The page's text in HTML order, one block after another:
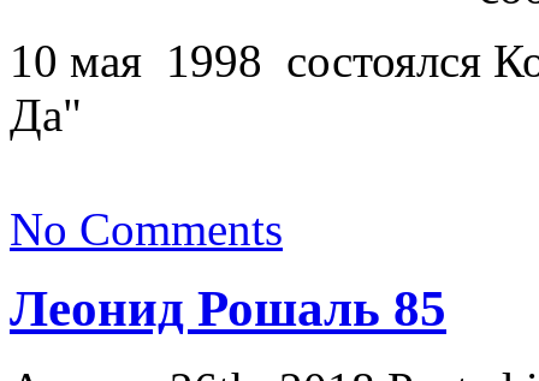
10 мая 1998 состоялся
Да"
No Comments
Леонид Рошаль 85